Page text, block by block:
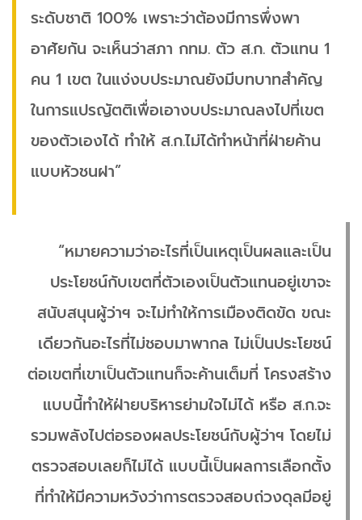
ระดับชาติ 100% เพราะว่าต้องมีการพึ่งพา
อาศัยกัน จะเห็นว่าสภา กทม. ตัว ส.ก. ตัวแทน 1
คน 1 เขต ในแง่งบประมาณยังมีบทบาทสำคัญ
ในการแปรญัตติเพื่อเอางบประมาณลงไปที่เขต
ของตัวเองได้ ทำให้ ส.ก.ไม่ได้ทำหน้าที่ฝ่ายค้าน
แบบหัวชนฝา”
“หมายความว่าอะไรที่เป็นเหตุเป็นผลและเป็น
ประโยชน์กับเขตที่ตัวเองเป็นตัวแทนอยู่เขาจะ
สนับสนุนผู้ว่าฯ จะไม่ทำให้การเมืองติดขัด ขณะ
เดียวกันอะไรที่ไม่ชอบมาพากล ไม่เป็นประโยชน์
ต่อเขตที่เขาเป็นตัวแทนก็จะค้านเต็มที่ โครงสร้าง
แบบนี้ทำให้ฝ่ายบริหารย่ามใจไม่ได้ หรือ ส.ก.จะ
รวมพลังไปต่อรองผลประโยชน์กับผู้ว่าฯ โดยไม่
ตรวจสอบเลยก็ไม่ได้ แบบนี้เป็นผลการเลือกตั้ง
ที่ทำให้มีความหวังว่าการตรวจสอบถ่วงดุลมีอยู่